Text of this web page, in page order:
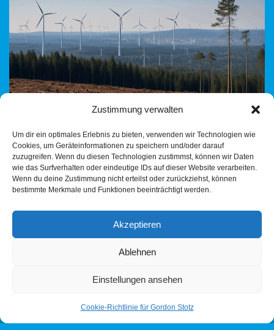
Zustimmung verwalten
Um dir ein optimales Erlebnis zu bieten, verwenden wir Technologien wie
Cookies, um Geräteinformationen zu speichern und/oder darauf
zuzugreifen. Wenn du diesen Technologien zustimmst, können wir Daten
wie das Surfverhalten oder eindeutige IDs auf dieser Website verarbeiten.
Wenn du deine Zustimmung nicht erteilst oder zurückziehst, können
bestimmte Merkmale und Funktionen beeinträchtigt werden.
Akzeptieren
Ablehnen
Einstellungen ansehen
Cookie-Richtlinie für Gordon Stotz
Windkraft Wildwuchs? Hintergrund: Kontrollverlust durch
Parallelplanungen? Die AfD-Fraktion im Regionalverband
Heilbronn-Franken hat im Juni 2025 drei Anfragen gestellt – zu
Windkraftprojekten in Kirchhausen und im…Weiterlesen »